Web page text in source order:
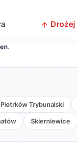
Drożej
.
Piotrków Trybunalski
Skierniewice